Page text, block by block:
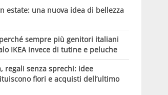
estate: una nuova idea di bellezza
sempre più genitori italiani
IKEA invece di tutine e peluche
regali senza sprechi: idee
fiori e acquisti dell’ultimo